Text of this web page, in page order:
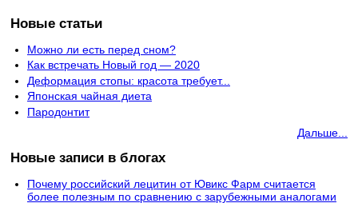
Новые статьи
Можно ли есть перед сном?
Как встречать Новый год — 2020
Деформация стопы: красота требует...
Японская чайная диета
Пародонтит
Дальше...
Новые записи в блогах
Почему российский лецитин от Ювикс Фарм считается
более полезным по сравнению с зарубежными аналогами